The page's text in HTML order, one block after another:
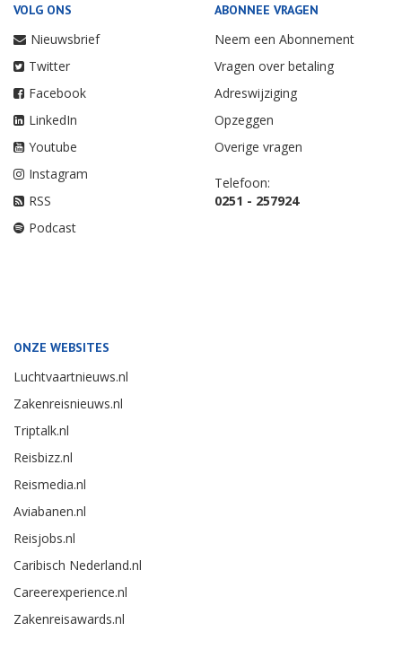
VOLG ONS
Nieuwsbrief
Twitter
Facebook
LinkedIn
Youtube
Instagram
RSS
Podcast
ABONNEE VRAGEN
Neem een Abonnement
Vragen over betaling
Adreswijziging
Opzeggen
Overige vragen
Telefoon:
0251 - 257924
ONZE WEBSITES
Luchtvaartnieuws.nl
Zakenreisnieuws.nl
Triptalk.nl
Reisbizz.nl
Reismedia.nl
Aviabanen.nl
Reisjobs.nl
Caribisch Nederland.nl
Careerexperience.nl
Zakenreisawards.nl